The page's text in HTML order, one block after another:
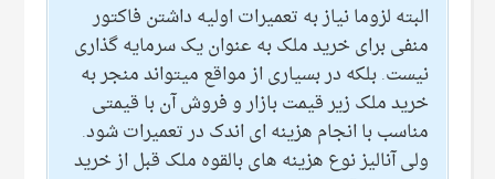
البته لزوما نیاز به تعمیرات اولیه داشتن فاکتور
منفی برای خرید ملک به عنوان یک سرمایه گذاری
نیست. بلکه در بسیاری از مواقع میتواند منجر به
خرید ملک زیر قیمت بازار و فروش آن با قیمتی
مناسب با انجام هزینه ای اندک در تعمیرات شود.
ولی آنالیز نوع هزینه های بالقوه ملک قبل از خرید